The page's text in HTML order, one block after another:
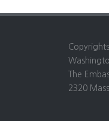
The
2320